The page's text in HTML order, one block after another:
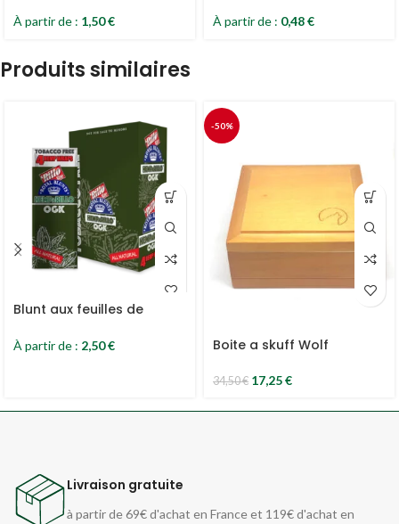
À partir de : 1,50€ À partir de : 0,48€
Produits similaires
Blunt aux feuilles de
À partir de : 2,50€
-50%
Boite a skuff Wolf
34,50€ 17,25€
Livraison gratuite
à partir de 69€ d'achat en France et 119€ d'achat en